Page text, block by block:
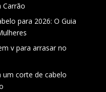
Carrão
para 2026: O Guia
v para arrasar no
corte de cabelo